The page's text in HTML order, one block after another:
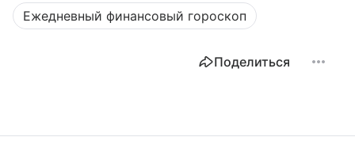
Ежедневный финансовый гороскоп
Поделиться